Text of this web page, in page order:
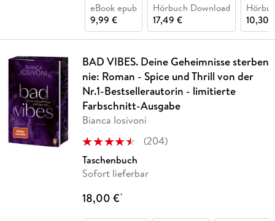
eBook epub
9,99 €
Hörbuch Download
17,49 €
10,30
BAD VIBES. Deine Geheimnisse sterben
nie: Roman - Spice und Thrill von der
Nr.1-Bestsellerautorin - limitierte
Farbschnitt-Ausgabe
Bianca Iosivoni
(204)
Taschenbuch
Sofort lieferbar
18,00 €*